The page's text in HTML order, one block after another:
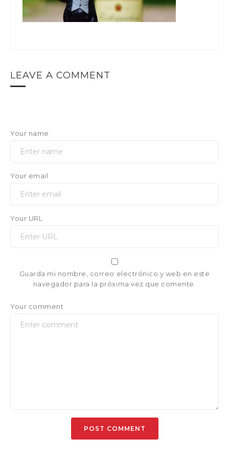
LEAVE A COMMENT
Your name
Your email
Your URL
Guarda mi nombre, correo electrónico y web en este
navegador para la próxima vez que comente.
Your comment